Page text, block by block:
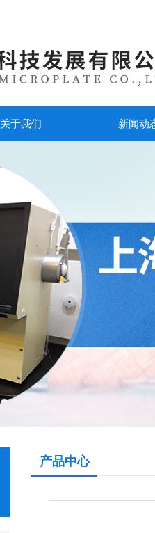
关于我们 新闻动
产品中心